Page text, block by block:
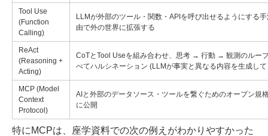
Tool Use
(Function
Calling)
LLMが外部のツール・関数・APIを呼び出せるようにする
由で外の世界に拡張する
ReAct
(Reasoning +
Acting)
CoTとTool Useを組み合わせ、思考 → 行動 → 観測のルー
べてハルシネーション (LLMが事実と異なる内容を生成し
MCP (Model
Context
Protocol)
AIと外部のデータソース・ツールを繋ぐためのオープン規
に公開
特にMCPは、座学資料での次の例えがわかりやすかった